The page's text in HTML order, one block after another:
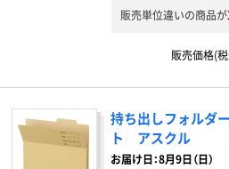
販売単位違いの商品が
販売価格(
持ち出しフォル
ト アスクル
お届け日：8月9日（日）